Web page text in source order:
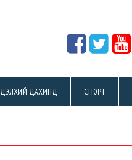
ДЭЛХИЙ ДАХИНД СПОРТ